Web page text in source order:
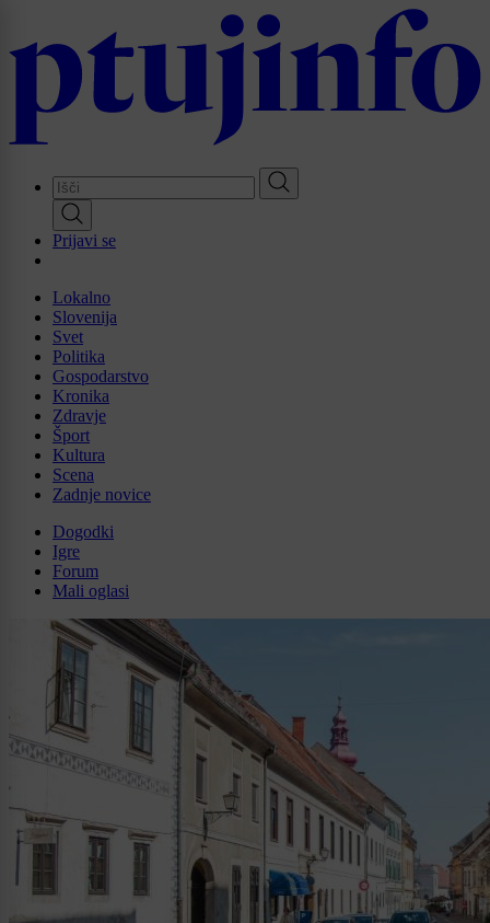
main
Prijavi se
Lokalno
Slovenija
Svet
Politika
Gospodarstvo
Kronika
Zdravje
Šport
Kultura
Scena
Zadnje novice
Dogodki
Igre
Forum
Mali oglasi